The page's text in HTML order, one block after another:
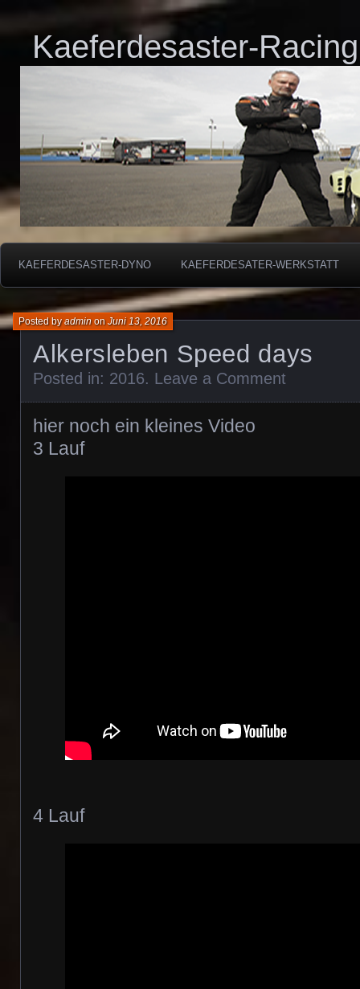
Kaeferdesaster-Racing
KAEFERDESASTER-DYNO KAEFERDESATER-WERKSTATT
Alkersleben Speed days
Posted byadminonJuni 13, 2016
Posted in: 2016. Leave a Comment
hier noch ein kleines Video
3 Lauf
4 Lauf